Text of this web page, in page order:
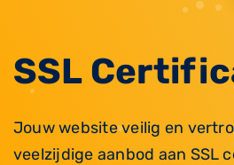
SSL
Jouw website veilig en
veelzijdige aanbod aan SSL